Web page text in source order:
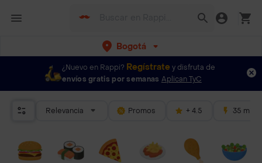
Bogotá
¿Nuevo en Rappi? Regístrate y disfruta de
envíos gratis por semanas Aplican TyC
Relevancia Promos + 4.5 35 mins